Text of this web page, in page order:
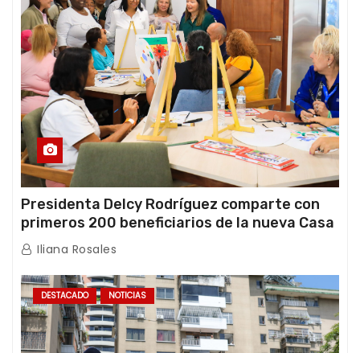
Presidenta Delcy Rodríguez comparte con
primeros 200 beneficiarios de la nueva Casa
de los Abuelos “La Primavera” en Caracas
Iliana Rosales
DESTACADO NOTICIAS